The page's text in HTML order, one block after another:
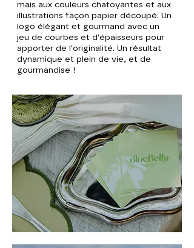
mais aux couleurs chatoyantes et aux
illustrations façon papier découpé. Un
logo élégant et gourmand avec un
jeu de courbes et d'épaisseurs pour
apporter de l'originalité. Un résultat
dynamique et plein de vie, et de
gourmandise !